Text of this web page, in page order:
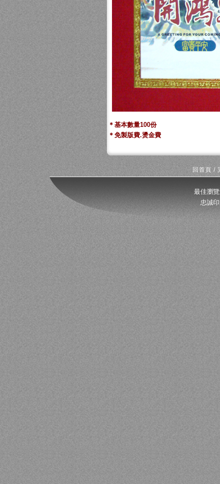
＊基本數量100份
＊免製版費.燙金費
回首頁 /
最佳瀏
忠誠